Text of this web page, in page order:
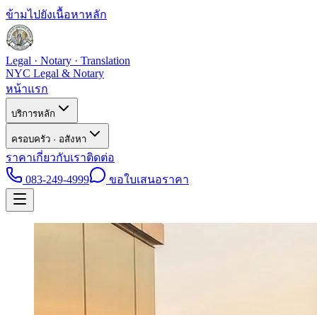
ข้ามไปยังเนื้อหาหลัก
Legal · Notary · Translation
NYC Legal & Notary
หน้าแรก
บริการหลัก
ครอบครัว · อสังหา
ราคาเกี่ยวกับเราติดต่อ
083-249-4999
ขอใบเสนอราคา